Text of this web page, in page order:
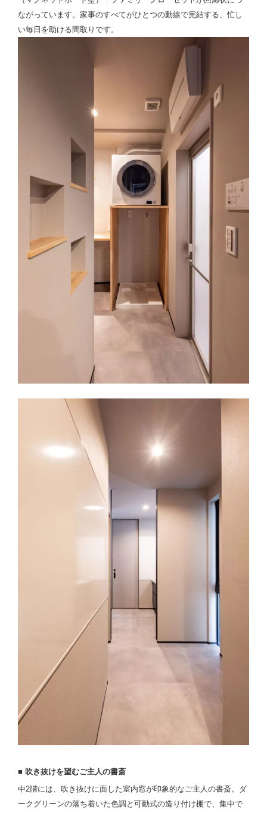
ながっています。家事のすべてがひとつの動線で完結する、忙し
い毎日を助ける間取りです。
■ 吹き抜けを望むご主人の書斎
中2階には、吹き抜けに面した室内窓が印象的なご主人の書斎。ダ
ークグリーンの落ち着いた色調と可動式の造り付け棚で、集中で